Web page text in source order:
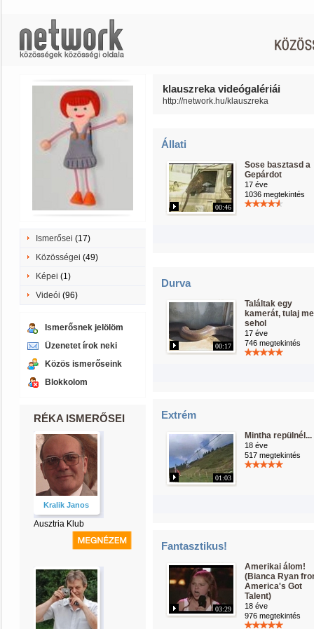
Ismerősei (17)
Közösségei (49)
Képei (1)
Videói (96)
Ismerősnek jelölöm
Üzenetet írok neki
Közös ismerőseink
Blokkolom
RÉKA ISMERŐSEI
Kralik Janos
Ausztria Klub
klauszreka videógalériái
http://network.hu/klauszreka
Állati
00:46
Sose basztasd a
Gepárdot
17 éve
1036 megtekintés
Durva
00:17
Találtak egy
kamerát, tulaj
sehol
17 éve
746 megtekintés
Extrém
01:03
Mintha repülnél...
18 éve
517 megtekintés
Fantasztikus!
03:29
Amerikai álom!
(Bianca Ryan
America's Got
Talent)
18 éve
976 megtekintés